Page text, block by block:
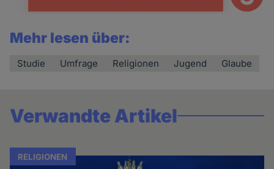
Mehr lesen über:
Studie Umfrage Religionen Jugend Glaube
Verwandte Artikel
RELIGIONEN